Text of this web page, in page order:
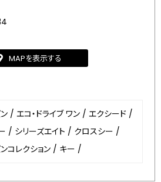
MAPを表示する
/ エコ・ドライブ ワン / エクシード /
/ シリーズエイト / クロスシー /
コレクション / キー /